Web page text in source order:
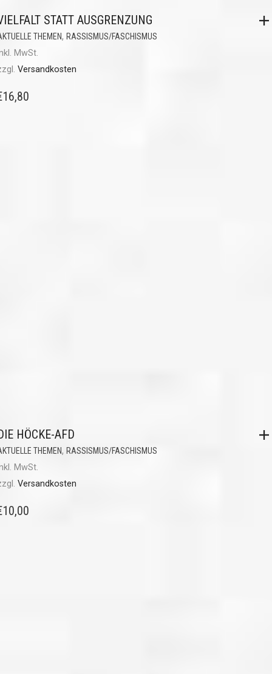
STATT AUSGRENZUNG
THEMEN, RASSISMUS/FASCHISMUS
MwSt.
Versandkosten
16,80
HÖCKE-AFD
THEMEN, RASSISMUS/FASCHISMUS
MwSt.
Versandkosten
10,00